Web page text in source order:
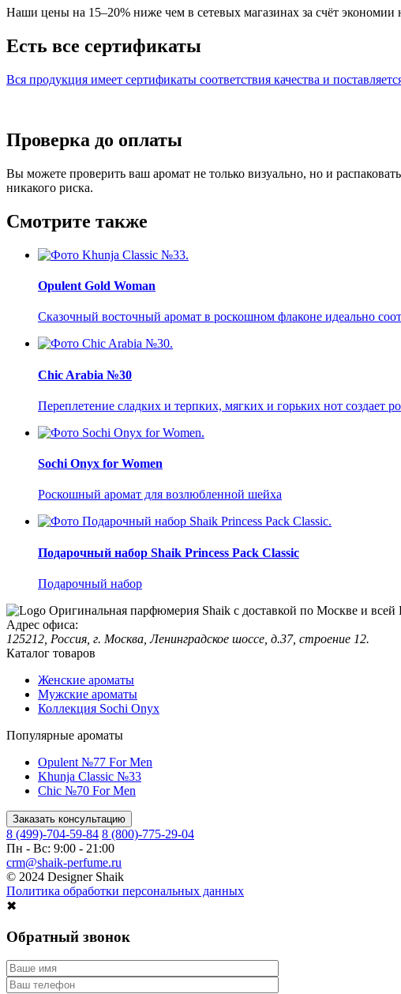
Наши цены на 15–20% ниже чем в сетевых магазинах за счёт
Есть все сертификаты
Вся продукция имеет сертификаты соответствия качества и
Проверка до оплаты
Вы можете проверить ваш аромат не только визуально, но и
никакого риска.
Смотрите также
Opulent Gold Woman
Сказочный восточный аромат в роскошном флаконе идеально
Chic Arabia №30
Переплетение сладких и терпких, мягких и горьких нот создает
Sochi Onyx for Women
Роскошный аромат для возлюбленной шейха
Подарочный набор Shaik Princess Pack Classic
Подарочный набор
Оригинальная парфюмерия Shaik с доставкой по Москве и всей
Адрес офиса:
125212, Россия, г. Москва, Ленинградское шоссе, д.37, строение 12.
Каталог товаров
Женские ароматы
Мужские ароматы
Коллекция Sochi Onyx
Популярные ароматы
Opulent №77 For Men
Khunja Classic №33
Chic №70 For Men
Заказать консультацию
8 (499)-704-59-84 8 (800)-775-29-04
Пн - Вс: 9:00 - 21:00
crm@shaik-perfume.ru
© 2024 Designer Shaik
Политика обработки персональных данных
✖
Обратный звонок